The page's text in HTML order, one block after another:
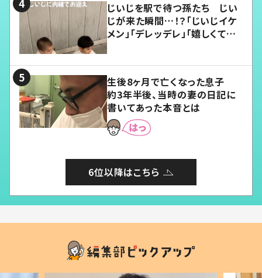
じいじを駅で待つ孫たち じい
じが来た瞬間…！？「じいじイケ
メン」「デレッデレ」「嬉しくて可
生後8ヶ月で亡くなった息子
約3年半後、当時の妻の日記に
書いてあった本音とは
6位以降はこちら